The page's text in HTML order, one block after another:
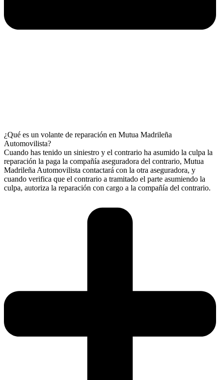
¿Qué es un volante de reparación en Mutua Madrileña
Automovilista?
Cuando has tenido un siniestro y el contrario ha asumido la culpa la
reparación la paga la compañía aseguradora del contrario, Mutua
Madrileña Automovilista contactará con la otra aseguradora, y
cuando verifica que el contrario a tramitado el parte asumiendo la
culpa, autoriza la reparación con cargo a la compañía del contrario.